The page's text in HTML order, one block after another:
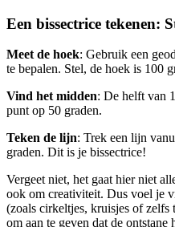
Een bissectrice tekenen:
Meet de hoek: Gebruik een
te bepalen. Stel, de hoek is 100
Vind het midden: De helft van
punt op 50 graden.
Teken de lijn: Trek een lijn
graden. Dit is je bissectrice!
Vergeet niet, het gaat hier niet
ook om creativiteit. Dus voel je
(zoals cirkeltjes, kruisjes of zelfs
om aan te geven dat de